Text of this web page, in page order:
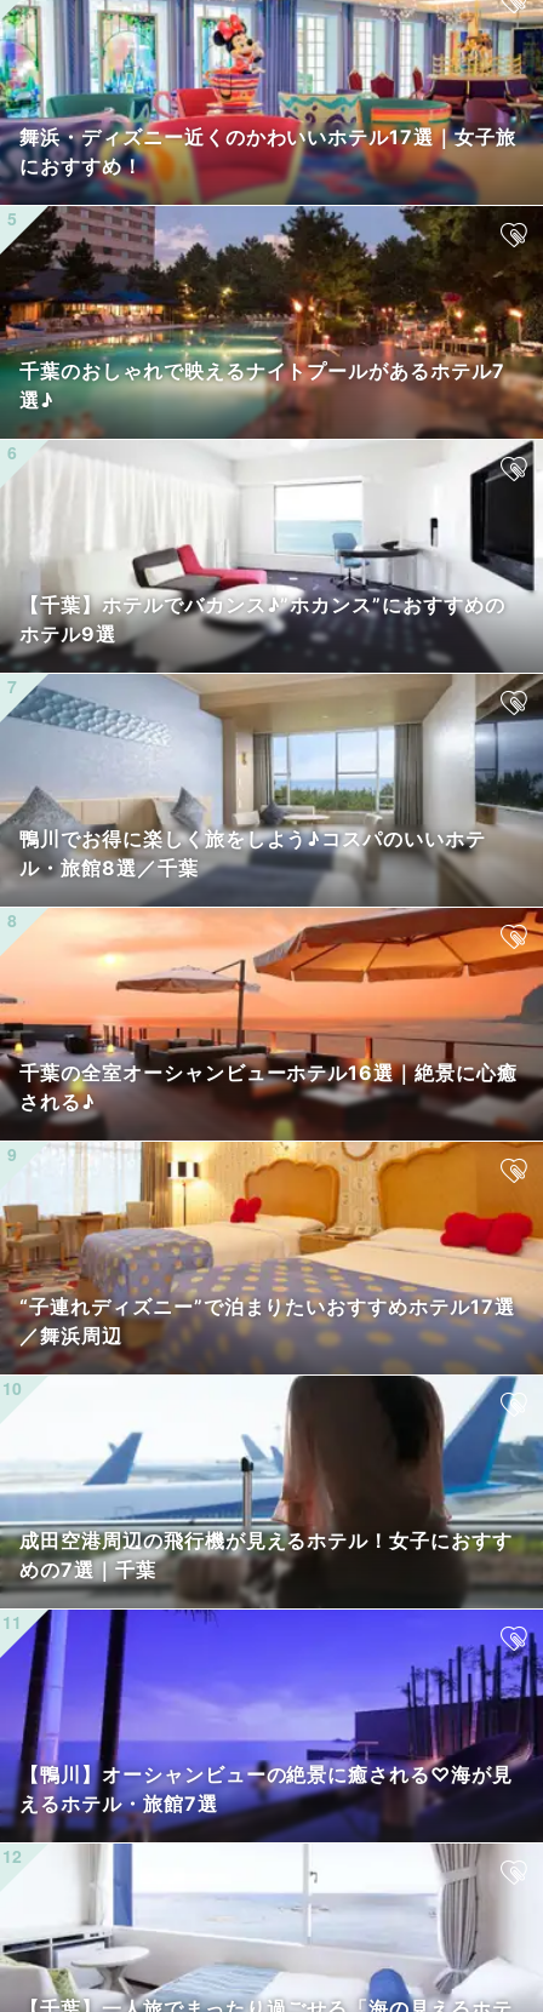
舞浜・ディズニー近くのかわいいホテル17選｜女子旅
におすすめ！
千葉のおしゃれで映えるナイトプールがあるホテル7
選♪
【千葉】ホテルでバカンス♪”ホカンス”におすすめの
ホテル9選
鴨川でお得に楽しく旅をしよう♪コスパのいいホテ
ル・旅館8選／千葉
千葉の全室オーシャンビューホテル16選｜絶景に心癒
される♪
“子連れディズニー”で泊まりたいおすすめホテル17選
／舞浜周辺
成田空港周辺の飛行機が見えるホテル！女子におすす
めの7選｜千葉
【鴨川】オーシャンビューの絶景に癒される♡海が見
えるホテル・旅館7選